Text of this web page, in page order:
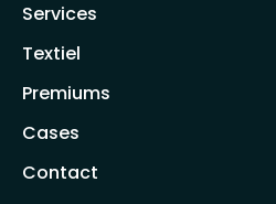
Services
Textiel
Premiums
Cases
Contact